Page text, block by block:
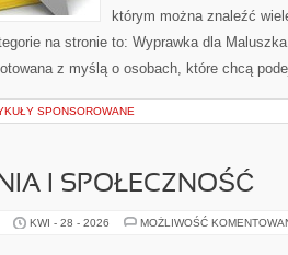
którym można znaleźć
na stronie to: Wyprawka dla
z myślą o osobach, które chcą
SPONSOROWANE
I SPOŁECZNOŚĆ
KWI - 28 - 2026 MOŻLIWOŚĆ